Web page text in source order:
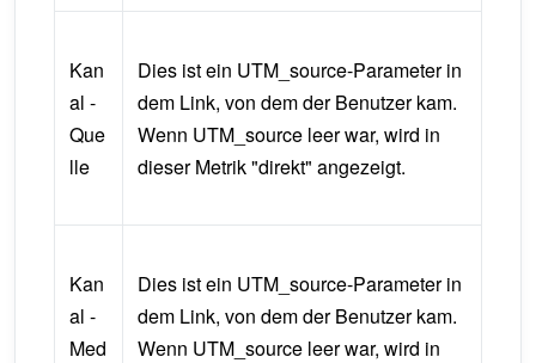
Kan
al -
Que
lle
Dies ist ein UTM_source-Parameter in
dem Link, von dem der Benutzer kam.
Wenn UTM_source leer war, wird in
dieser Metrik "direkt" angezeigt.
Kan
al -
Med
Dies ist ein UTM_source-Parameter in
dem Link, von dem der Benutzer kam.
Wenn UTM_source leer war, wird in